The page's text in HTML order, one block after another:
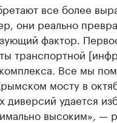
все более
они реально
фактор.
транспортной
Все мы
мосту в
удается
высоким», —